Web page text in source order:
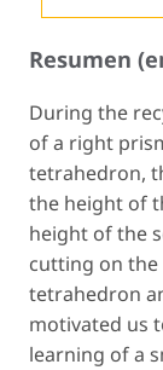
Resumen
During the
of a right
tetrahedron,
the height of
height of the
cutting on
tetrahedron
motivated us
learning of a